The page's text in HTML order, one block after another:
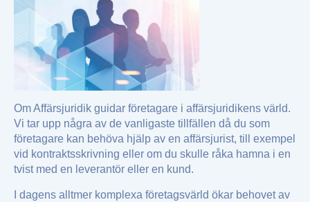
Om Affärsjuridik guidar företagare i affärsjuridikens värld.
Vi tar upp några av de vanligaste tillfällen då du som
företagare kan behöva hjälp av en affärsjurist, till exempel
vid kontraktsskrivning eller om du skulle råka hamna i en
tvist med en leverantör eller en kund.
I dagens alltmer komplexa företagsvärld ökar behovet av